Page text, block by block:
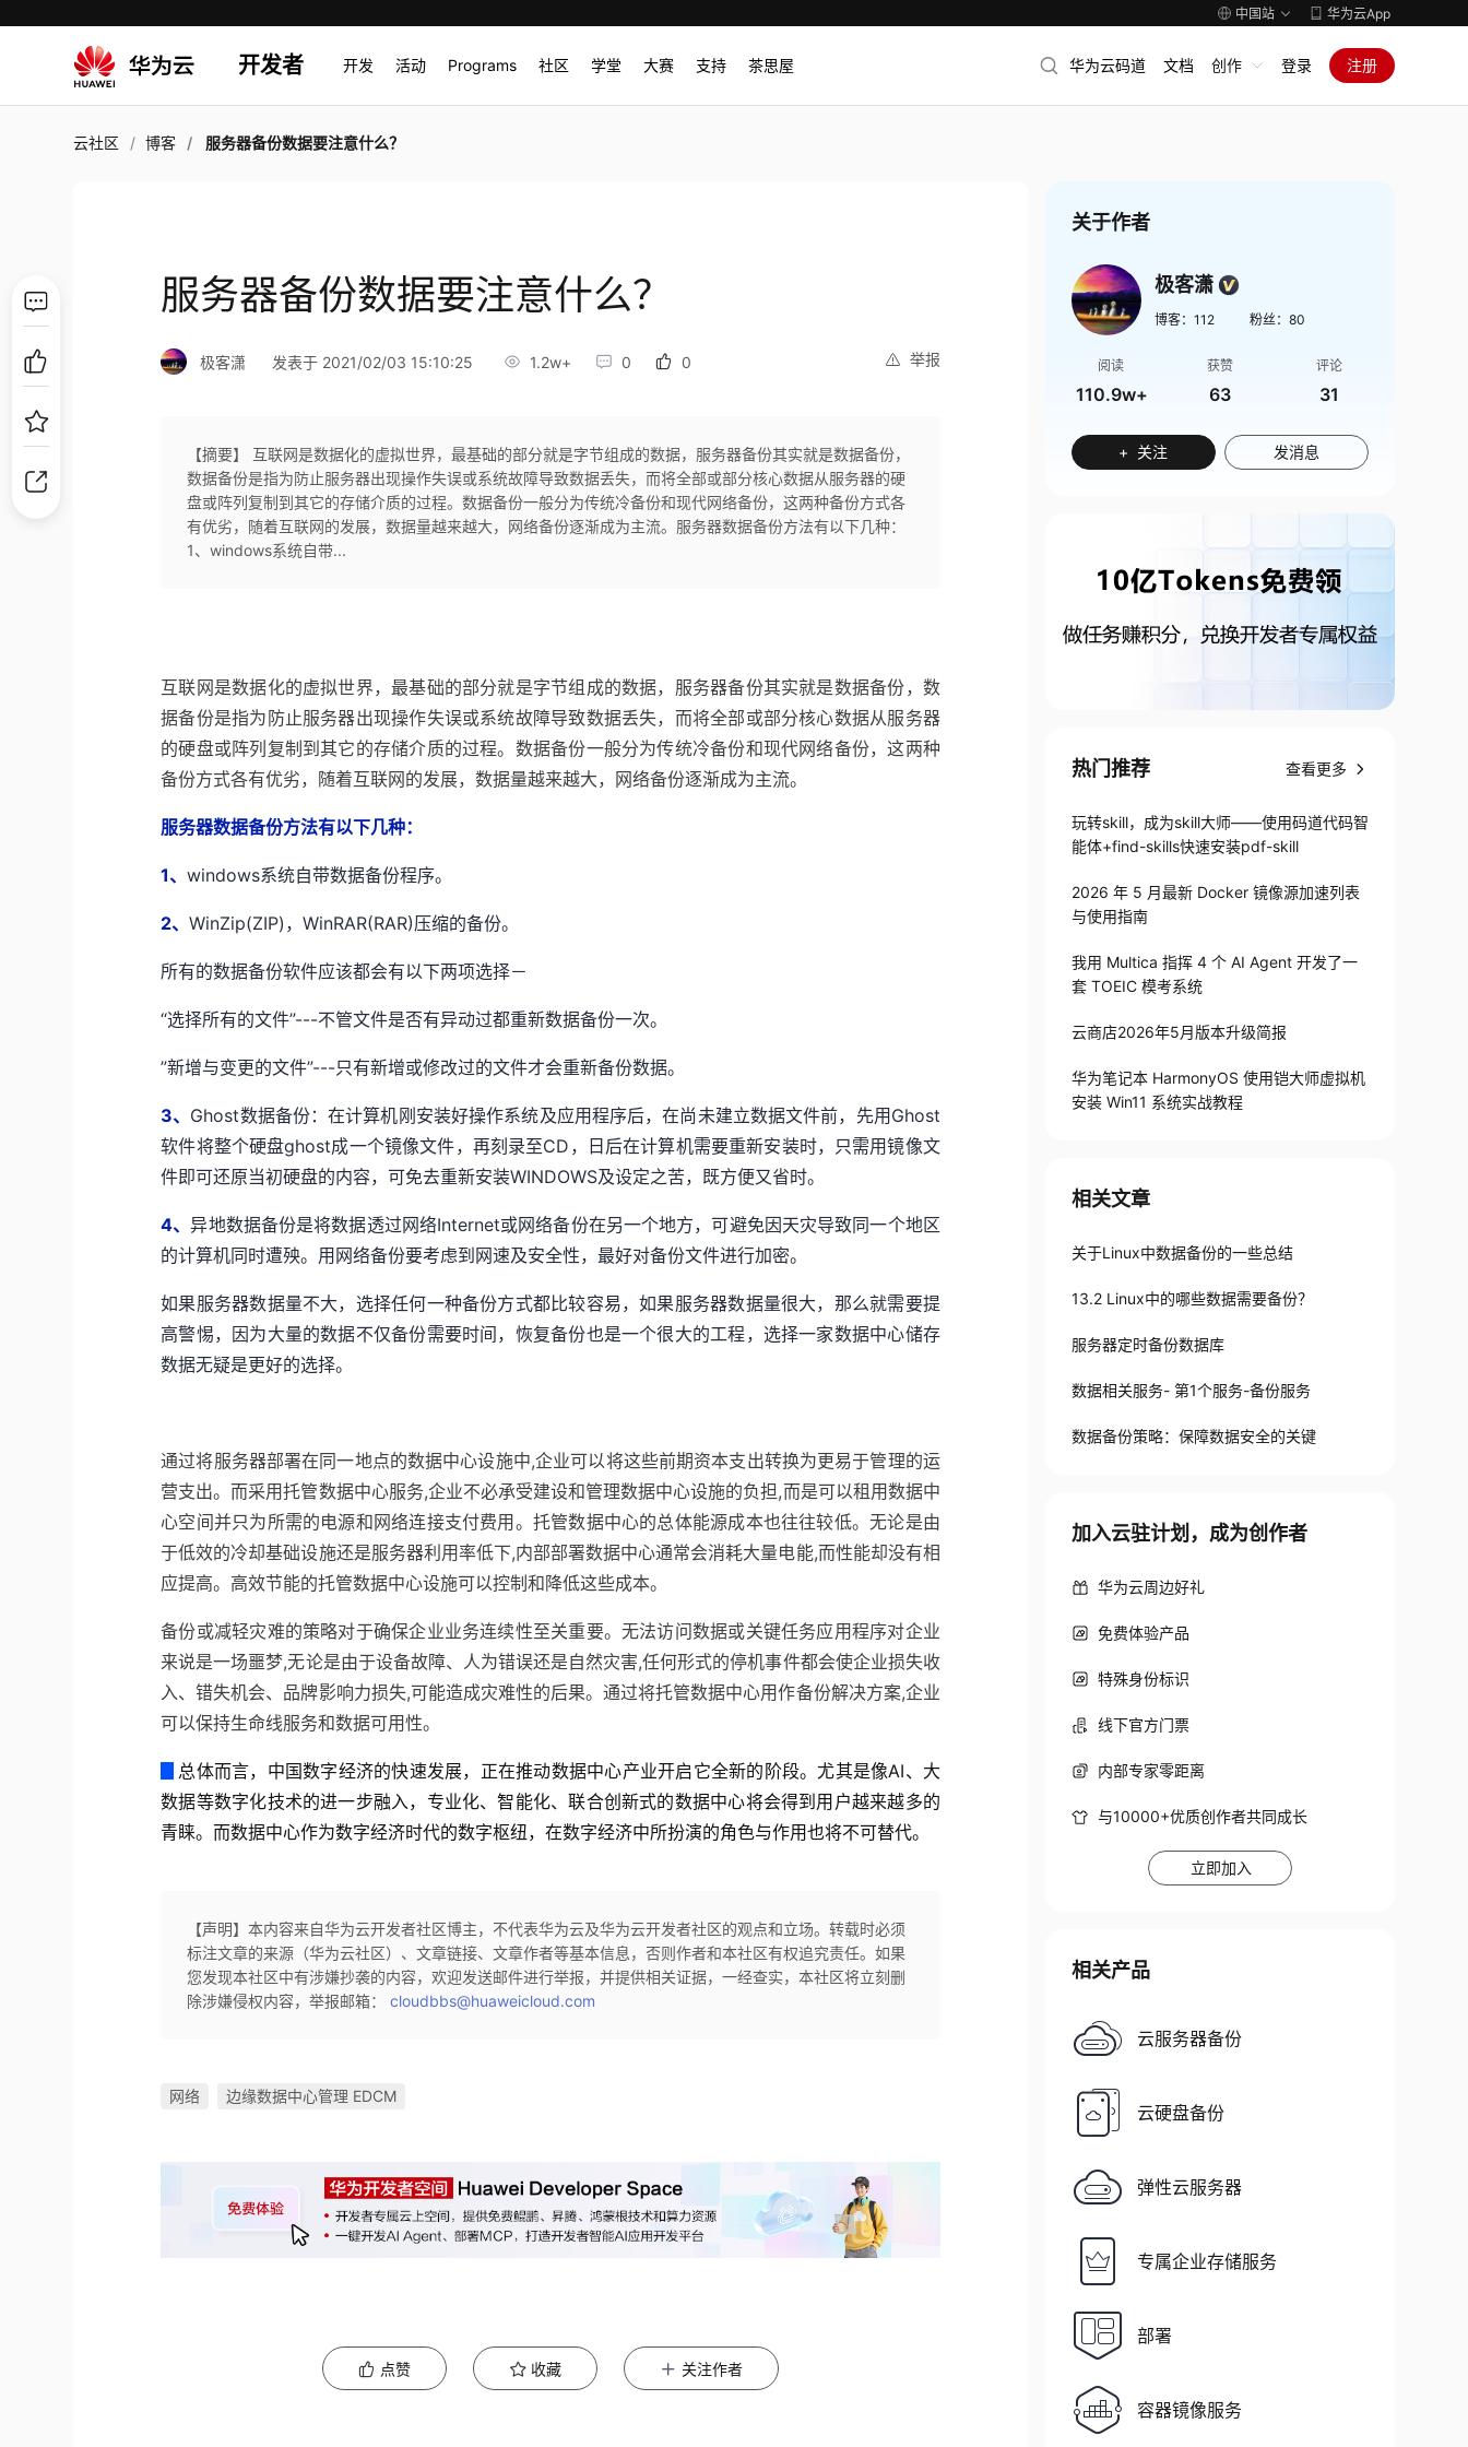
中国站 华为云App
开发者 开发 活动 Programs 社区 学堂 大赛 支持 茶思屋 华为云码道 文档 创作 登录 注册
云社区 博客 服务器备份数据要注意什么？
服务器备份数据要注意什么？
举报
极客潇 发表于 2021/02/03 15:10:25 1.2w+ 0 0
【摘要】 互联网是数据化的虚拟世界，最基础的部分就是字节组成的数据，服务器备份其实就是数据备份，
数据备份是指为防止服务器出现操作失误或系统故障导致数据丢失，而将全部或部分核心数据从服务器的硬
盘或阵列复制到其它的存储介质的过程。数据备份一般分为传统冷备份和现代网络备份，这两种备份方式各
有优劣，随着互联网的发展，数据量越来越大，网络备份逐渐成为主流。服务器数据备份方法有以下几种：
1、windows系统自带...
互联网是数据化的虚拟世界，最基础的部分就是字节组成的数据，服务器备份其实就是数据备份，数
据备份是指为防止服务器出现操作失误或系统故障导致数据丢失，而将全部或部分核心数据从服务器
的硬盘或阵列复制到其它的存储介质的过程。数据备份一般分为传统冷备份和现代网络备份，这两种
备份方式各有优劣，随着互联网的发展，数据量越来越大，网络备份逐渐成为主流。
服务器数据备份方法有以下几种：
1、windows系统自带数据备份程序。
2、WinZip(ZIP)，WinRAR(RAR)压缩的备份。
所有的数据备份软件应该都会有以下两项选择－
“选择所有的文件”---不管文件是否有异动过都重新数据备份一次。
”新增与变更的文件”---只有新增或修改过的文件才会重新备份数据。
3、 Ghost数据备份：在计算机刚安装好操作系统及应用程序后，在尚未建立数据文件前，先用Ghost
软件将整个硬盘ghost成一个镜像文件，再刻录至CD，日后在计算机需要重新安装时，只需用镜像文
件即可还原当初硬盘的内容，可免去重新安装WINDOWS及设定之苦，既方便又省时。
4、异地数据备份是将数据透过网络Internet或网络备份在另一个地方，可避免因天灾导致同一个地区
的计算机同时遭殃。用网络备份要考虑到网速及安全性，最好对备份文件进行加密。
如果服务器数据量不大，选择任何一种备份方式都比较容易，如果服务器数据量很大，那么就需要提
高警惕，因为大量的数据不仅备份需要时间，恢复备份也是一个很大的工程，选择一家数据中心储存
数据无疑是更好的选择。
通过将服务器部署在同一地点的数据中心设施中,企业可以将这些前期资本支出转换为更易于管理的运
营支出。而采用托管数据中心服务,企业不必承受建设和管理数据中心设施的负担,而是可以租用数据中
心空间并只为所需的电源和网络连接支付费用。托管数据中心的总体能源成本也往往较低。无论是由
于低效的冷却基础设施还是服务器利用率低下,内部部署数据中心通常会消耗大量电能,而性能却没有相
应提高。高效节能的托管数据中心设施可以控制和降低这些成本。
备份或减轻灾难的策略对于确保企业业务连续性至关重要。无法访问数据或关键任务应用程序对企业
来说是一场噩梦,无论是由于设备故障、人为错误还是自然灾害,任何形式的停机事件都会使企业损失收
入、错失机会、品牌影响力损失,可能造成灾难性的后果。通过将托管数据中心用作备份解决方案,企业
可以保持生命线服务和数据可用性。
总体而言，中国数字经济的快速发展，正在推动数据中心产业开启它全新的阶段。尤其是像AI、大
数据等数字化技术的进一步融入，专业化、智能化、联合创新式的数据中心将会得到用户越来越多的
青睐。而数据中心作为数字经济时代的数字枢纽，在数字经济中所扮演的角色与作用也将不可替代。
【声明】本内容来自华为云开发者社区博主，不代表华为云及华为云开发者社区的观点和立场。转载时必须
标注文章的来源（华为云社区）、文章链接、文章作者等基本信息，否则作者和本社区有权追究责任。如果
您发现本社区中有涉嫌抄袭的内容，欢迎发送邮件进行举报，并提供相关证据，一经查实，本社区将立刻删
除涉嫌侵权内容，举报邮箱：cloudbbs@huaweicloud.com
网络 边缘数据中心管理 EDCM
点赞 收藏 关注作者
关于作者
极客潇
博客： 112 粉丝： 80
阅读
110.9w+
获赞
63
评论
31
+ 关注 发消息
热门推荐 查看更多
玩转skill，成为skill大师——使用码道代码智
能体+find-skills快速安装pdf-skill
2026 年 5 月最新 Docker 镜像源加速列表
与使用指南
我用 Multica 指挥 4 个 AI Agent 开发了一
套 TOEIC 模考系统
云商店2026年5月版本升级简报
华为笔记本 HarmonyOS 使用铠大师虚拟机
安装 Win11 系统实战教程
相关文章
关于Linux中数据备份的一些总结
13.2 Linux中的哪些数据需要备份？
服务器定时备份数据库
数据相关服务- 第1个服务-备份服务
数据备份策略：保障数据安全的关键
加入云驻计划，成为创作者
华为云周边好礼
免费体验产品
特殊身份标识
线下官方门票
内部专家零距离
与10000+优质创作者共同成长
立即加入
相关产品
云服务器备份
云硬盘备份
弹性云服务器
专属企业存储服务
部署
容器镜像服务